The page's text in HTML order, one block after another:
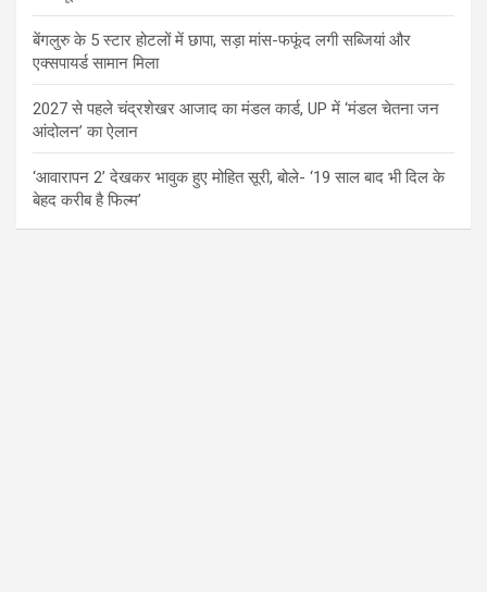
बेंगलुरु के 5 स्टार होटलों में छापा, सड़ा मांस-फफूंद लगी सब्जियां और
एक्सपायर्ड सामान मिला
2027 से पहले चंद्रशेखर आजाद का मंडल कार्ड, UP में ‘मंडल चेतना जन
आंदोलन’ का ऐलान
‘आवारापन 2’ देखकर भावुक हुए मोहित सूरी, बोले- ‘19 साल बाद भी दिल के
बेहद करीब है फिल्म’